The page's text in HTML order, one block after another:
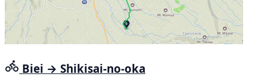
Biei → Shikisai-no-oka